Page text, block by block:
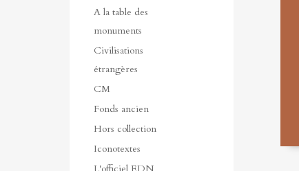
A la table des
monuments
Civilisations
étrangères
CM
Fonds ancien
Hors collection
Iconotextes